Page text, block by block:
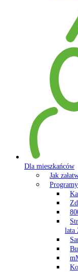
Dla mieszkańców
Jak
Programy
lata